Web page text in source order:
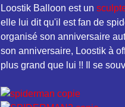
Loostik Balloon est un
elle lui dit qu'il est fan de
organisé son anniversaire
son anniversaire, Loostik à
plus grand que lui !! Il se